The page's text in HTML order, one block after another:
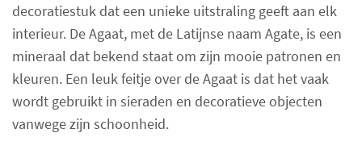
decoratiestuk dat een unieke uitstraling geeft aan elk
interieur. De Agaat, met de Latijnse naam Agate, is een
mineraal dat bekend staat om zijn mooie patronen en
kleuren. Een leuk feitje over de Agaat is dat het vaak
wordt gebruikt in sieraden en decoratieve objecten
vanwege zijn schoonheid.